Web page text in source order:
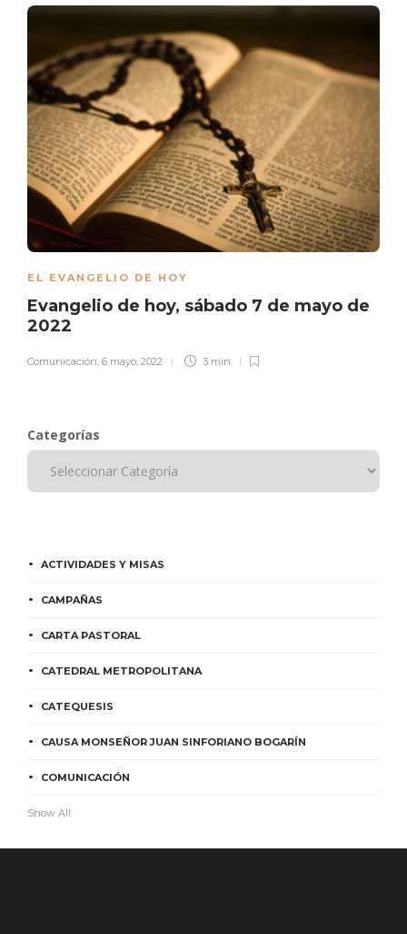
EL EVANGELIO DE HOY
Evangelio de hoy, sábado 7 de mayo de
2022
Comunicación, 6 mayo, 2022 3 min
Categorías
ACTIVIDADES Y MISAS
CAMPAÑAS
CARTA PASTORAL
CATEDRAL METROPOLITANA
CATEQUESIS
CAUSA MONSEÑOR JUAN SINFORIANO BOGARÍN
COMUNICACIÓN
Show All